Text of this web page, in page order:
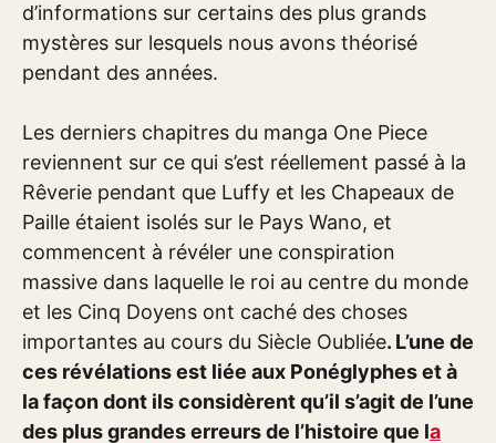
d’informations sur certains des plus grands
mystères sur lesquels nous avons théorisé
pendant des années.
Les derniers chapitres du manga One Piece
reviennent sur ce qui s’est réellement passé à la
Rêverie pendant que Luffy et les Chapeaux de
Paille étaient isolés sur le Pays Wano, et
commencent à révéler une conspiration
massive dans laquelle le roi au centre du monde
et les Cinq Doyens ont caché des choses
importantes au cours du Siècle Oubliée. L’une de
ces révélations est liée aux Ponéglyphes et à
la façon dont ils considèrent qu’il s’agit de l’une
des plus grandes erreurs de l’histoire que la